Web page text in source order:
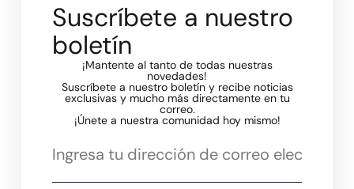
Suscríbete a nuestro
boletín
¡Mantente al tanto de todas nuestras
novedades!
Suscríbete a nuestro boletín y recibe noticias
exclusivas y mucho más directamente en tu
correo.
¡Únete a nuestra comunidad hoy mismo!